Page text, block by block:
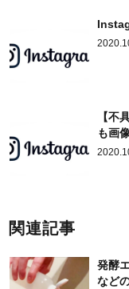
【不
も画
関連記事
発酵
など